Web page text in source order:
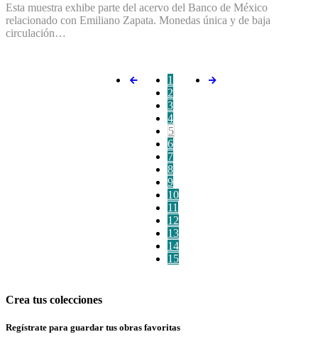
Esta muestra exhibe parte del acervo del Banco de México
relacionado con Emiliano Zapata. Monedas única y de baja
circulación…
1
2
3
4
5
6
7
8
9
10
11
12
13
14
15
Crea tus colecciones
Regístrate para guardar tus obras favoritas